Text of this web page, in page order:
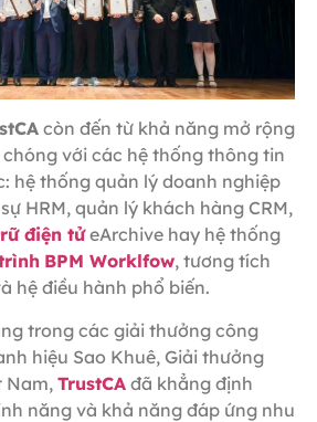
còn đến từ khả năng mở rộng
với các hệ thống thông tin
hệ thống quản lý doanh nghiệp
HRM, quản lý khách hàng CRM,
điện tửeArchive hay hệ thống
BPM Worklfow, tương tích
hệ điều hành phổ biến.
trong các giải thưởng công
hiệu Sao Khuê, Giải thưởng
Nam, TrustCA đã khẳng định
năng và khả năng đáp ứng nhu